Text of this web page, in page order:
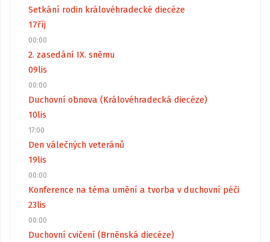
Setkání rodin královéhradecké diecéze
17říj
00:00
2. zasedání IX. sněmu
09lis
00:00
Duchovní obnova (Královéhradecká diecéze)
10lis
17:00
Den válečných veteránů
19lis
00:00
Konference na téma umění a tvorba v duchovní péči
23lis
00:00
Duchovní cvičení (Brněnská diecéze)